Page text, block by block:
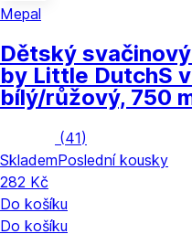
Mepal
Dětský
by Little DutchS
bílý/růžový, 750
(41)
SklademPoslední kousky
282 Kč
Do košíku
Do košíku